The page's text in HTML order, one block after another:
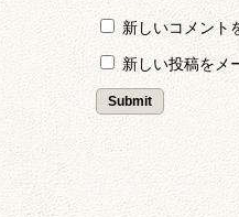
新しいコメント
新しい投稿をメ